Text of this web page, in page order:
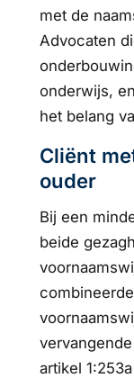
met de
Advocaten
onderwijs,
het belang
Cliënt
ouder
Bij een
beide
artikel